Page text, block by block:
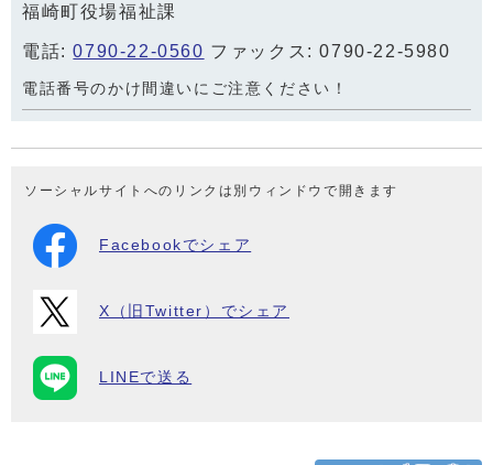
福崎町役場福祉課
電話:0790-22-0560 ファックス: 0790-22-5980
電話番号のかけ間違いにご注意ください！
ソーシャルサイトへのリンクは別ウィンドウで開きます
Facebookでシェア
X（旧Twitter）でシェア
LINEで送る